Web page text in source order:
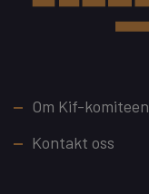
Footer
Om Kif-komiteen
Kontakt oss